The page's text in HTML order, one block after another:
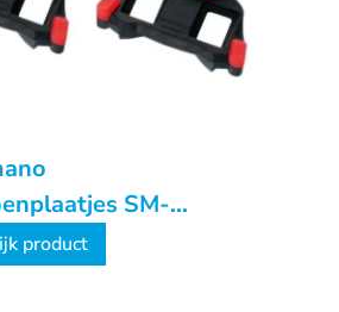
SM-
Spd-SL Rood
product